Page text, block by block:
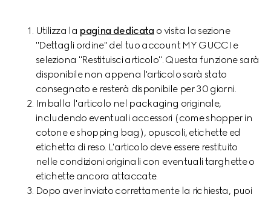
Utilizza la pagina dedicata o visita la sezione
"Dettagli ordine" del tuo account MY GUCCI e
seleziona "Restituisci articolo". Questa funzione sarà
disponibile non appena l'articolo sarà stato
consegnato e resterà disponibile per 30 giorni.
Imballa l'articolo nel packaging originale,
includendo eventuali accessori (come shopper in
cotone e shopping bag), opuscoli, etichette ed
etichetta di reso. L'articolo deve essere restituito
nelle condizioni originali con eventuali targhette o
etichette ancora attaccate.
Dopo aver inviato correttamente la richiesta, puoi